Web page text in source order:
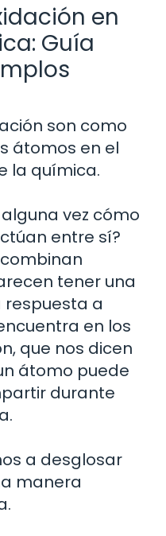
en
Guía
son como
átomos en el
la química.
vez cómo
entre sí?
tener una
respuesta a
en los
que nos dicen
átomo puede
durante
a desglosar
manera